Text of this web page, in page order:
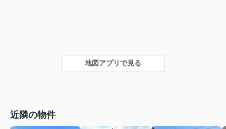
地図アプリで見る
近隣の物件